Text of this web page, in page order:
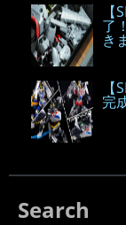
了
き
完
Search